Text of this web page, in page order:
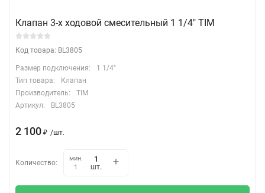
Клапан 3-х ходовой смесительный 1 1/4" TIM
Код товара: BL3805
Размер подключения:
1 1/4"
Тип товара:
Клапан
Производитель:
TIM
Артикул:
BL3805
2 100 ₽ /шт.
Количество:
мин.
1
шт.